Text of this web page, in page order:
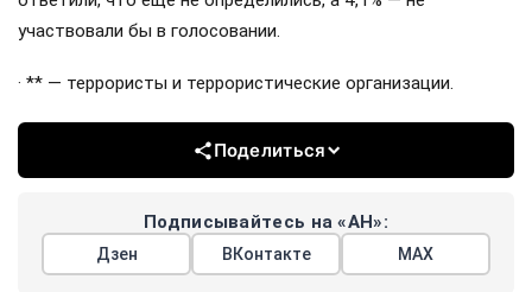
участвовали бы в голосовании.
· ** — террористы и террористические организации.
Поделиться
Подписывайтесь на «АН»:
Дзен ВКонтакте МАХ